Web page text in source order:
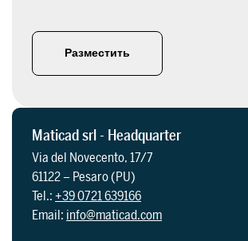
Разместить
Maticad srl - Headquarter
Via del Novecento, 17/7
61122 – Pesaro (PU)
Tel.:+39 0721 639166
Email: info@maticad.com